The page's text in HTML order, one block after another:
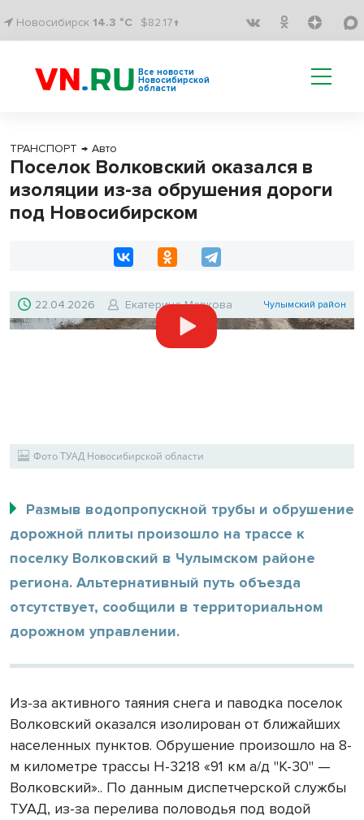
Новосибирск 14.3 °C $82.17↑
Все новости
Новосибирской
области
ТРАНСПОРТ → Авто
Поселок Волковский оказался в
изоляции из-за обрушения дороги
под Новосибирском
22.04.2026 Екатерина Маркова Чулымский район
Фото ТУАД Новосибирской области
Размыв водопропускной трубы и обрушение
дорожной плиты произошло на трассе к
поселку Волковский в Чулымском районе
региона. Альтернативный путь объезда
отсутствует, сообщили в территориальном
дорожном управлении.
Из-за активного таяния снега и паводка поселок
Волковский оказался изолирован от ближайших
населенных пунктов. Обрушение произошло на 8-
м километре трассы Н-3218 «91 км а/д "К-30" —
Волковский».. По данным диспетчерской службы
ТУАД, из-за перелива половодья под водой